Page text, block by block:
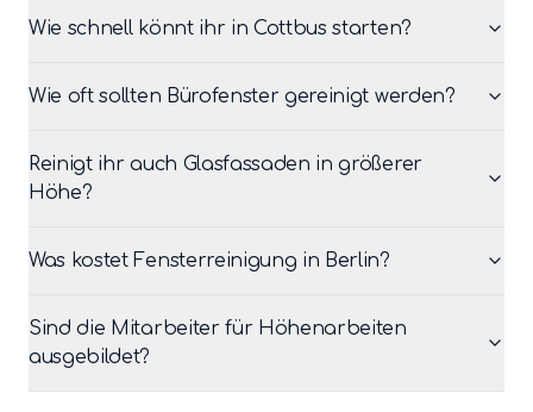
Wie schnell könnt ihr in Cottbus starten?
Wie oft sollten Bürofenster gereinigt werden?
Reinigt ihr auch Glasfassaden in größerer
Höhe?
Was kostet Fensterreinigung in Berlin?
Sind die Mitarbeiter für Höhenarbeiten
ausgebildet?